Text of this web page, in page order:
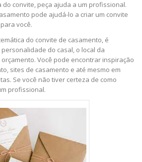
do convite, peça ajuda a um profissional.
pode ajudá-lo a criar um convite
você.
do convite de casamento, é
do casal, o local da
Você pode encontrar inspiração
sites de casamento e até mesmo em
Se você não tiver certeza de como
profissional.